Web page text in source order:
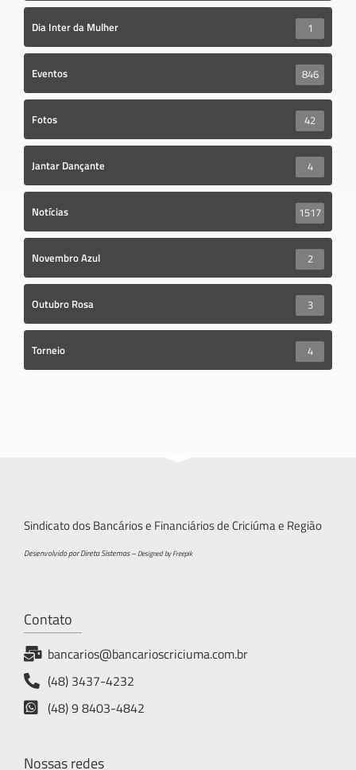
Dia Inter da Mulher 1
Eventos 846
Fotos 42
Jantar Dançante 4
Notícias 1517
Novembro Azul 2
Outubro Rosa 3
Torneio 4
Sindicato dos Bancários e Financiários de Criciúma e Região
Desenvolvido por Direta Sistemas –Designed by Freepik
Contato
bancarios@bancarioscriciuma.com.br
(48) 3437-4232
(48) 9 8403-4842
Nossas redes